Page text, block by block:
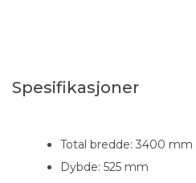
Spesifikasjoner
Total bredde: 3400 mm
Dybde: 525 mm